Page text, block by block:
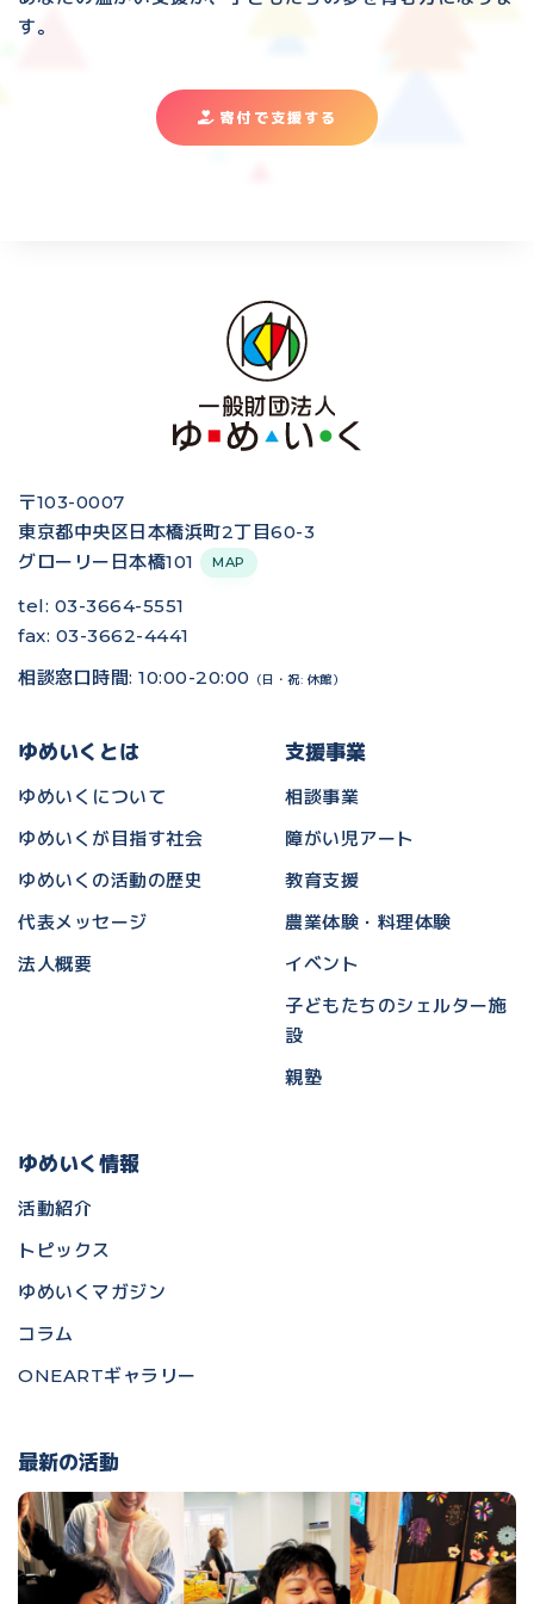
す。
寄付で支援する
〒103-0007
東京都中央区日本橋浜町2丁目60-3
グローリー日本橋101
MAP
tel: 03-3664-5551
fax: 03-3662-4441
相談窓口時間: 10:00-20:00
（日・祝: 休館）
ゆめいくとは
ゆめいくについて
ゆめいくが目指す社会
ゆめいくの活動の歴史
代表メッセージ
法人概要
支援事業
相談事業
障がい児アート
教育支援
農業体験・料理体験
イベント
子どもたちのシェルター施
設
親塾
ゆめいく情報
活動紹介
トピックス
ゆめいくマガジン
コラム
ONEARTギャラリー
最新の活動